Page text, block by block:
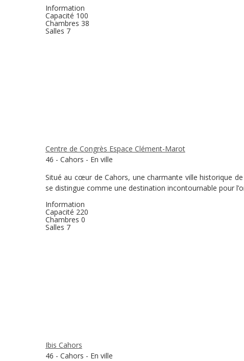
Information
Capacité 100
Chambres 38
Salles 7
Centre de Congrès Espace Clément-Marot
46 - Cahors - En ville
Situé au cœur de Cahors, une charmante ville historique
se distingue comme une destination incontournable pour
Information
Capacité 220
Chambres 0
Salles 7
Ibis Cahors
46 - Cahors - En ville